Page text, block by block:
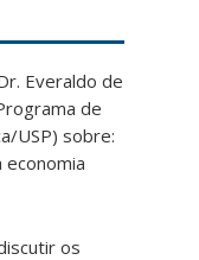
Everaldo de
de
USP) sobre:
os